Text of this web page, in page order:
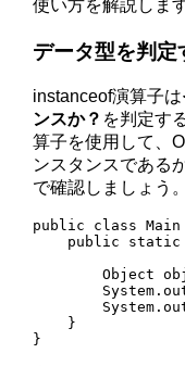
使い方を解説します
データ型を判定
instanceof演算子は
ンスか？ を判定す
算子を使用して、
ンスタンスである
で確認しましょう。
public class
public
Object
    }
}